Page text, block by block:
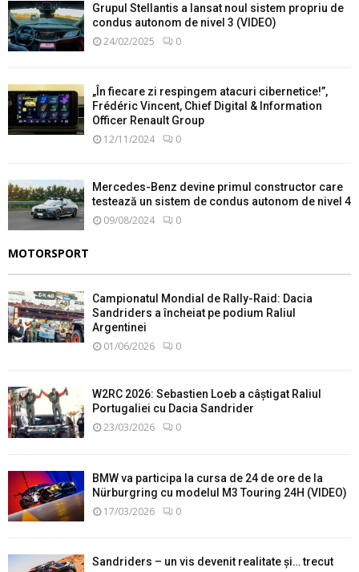
Grupul Stellantis a lansat noul sistem propriu de
condus autonom de nivel 3 (VIDEO)
24/02/2025 0
„În fiecare zi respingem atacuri cibernetice!”,
Frédéric Vincent, Chief Digital & Information
Officer Renault Group
12/11/2024 0
Mercedes-Benz devine primul constructor care
testează un sistem de condus autonom de nivel 4
09/08/2024 0
MOTORSPORT
Campionatul Mondial de Rally-Raid: Dacia
Sandriders a încheiat pe podium Raliul
Argentinei
01/06/2026 0
W2RC 2026: Sebastien Loeb a câștigat Raliul
Portugaliei cu Dacia Sandrider
23/03/2026 0
BMW va participa la cursa de 24 de ore de la
Nürburgring cu modelul M3 Touring 24H (VIDEO)
17/03/2026 0
Sandriders – un vis devenit realitate și… trecut